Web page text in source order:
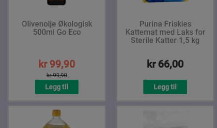
Olivenolje Økologisk
500ml Go Eco
kr 99,90
kr 99,90
Legg til
Purina Friskies
Kattemat med Laks for
Sterile Katter 1,5 kg
kr 66,00
Legg til